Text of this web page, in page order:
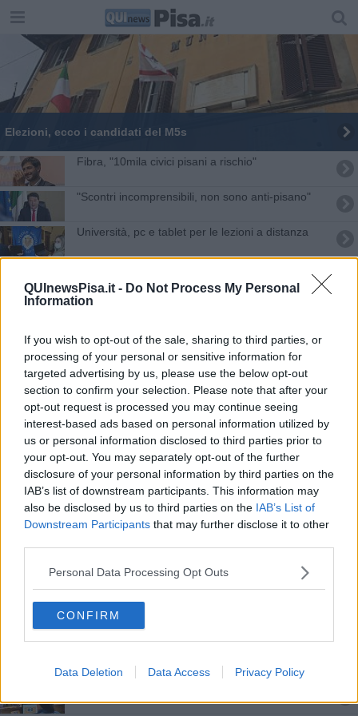
QUInewsPisa.it - Do Not Process My Personal
Information
If you wish to opt-out of the sale, sharing to third parties, or
processing of your personal or sensitive information for
targeted advertising by us, please use the below opt-out
section to confirm your selection. Please note that after your
opt-out request is processed you may continue seeing
interest-based ads based on personal information utilized by
us or personal information disclosed to third parties prior to
your opt-out. You may separately opt-out of the further
disclosure of your personal information by third parties on the
IAB’s list of downstream participants. This information may
also be disclosed by us to third parties on the IAB’s List of
Downstream Participants that may further disclose it to other
Personal Data Processing Opt Outs
CONFIRM
Data Deletion Data Access Privacy Policy
Elezioni, ecco i candidati del M5s
Fibra, "10mila civici pisani a rischio"
"Scontri incomprensibili, non sono anti-pisano"
Università, pc e tablet per le lezioni a distanza
"La Repubblica siamo tutti noi. Insieme" BUON
Inaugurato l'Internet Festival 2024
ICity Rank 2024: Pisa altamente digitalizzata
Servizio civile, tre posti alle Acli di Pisa
Stem Up, così si avvicinano i giovani alla scienza
La festa della donna in realtà virtuale
Corsi di formazione contro il divario digitale
Ateneo in fase 3 ma resta didattica a distanza
Formazione, università promossa a pieni voti